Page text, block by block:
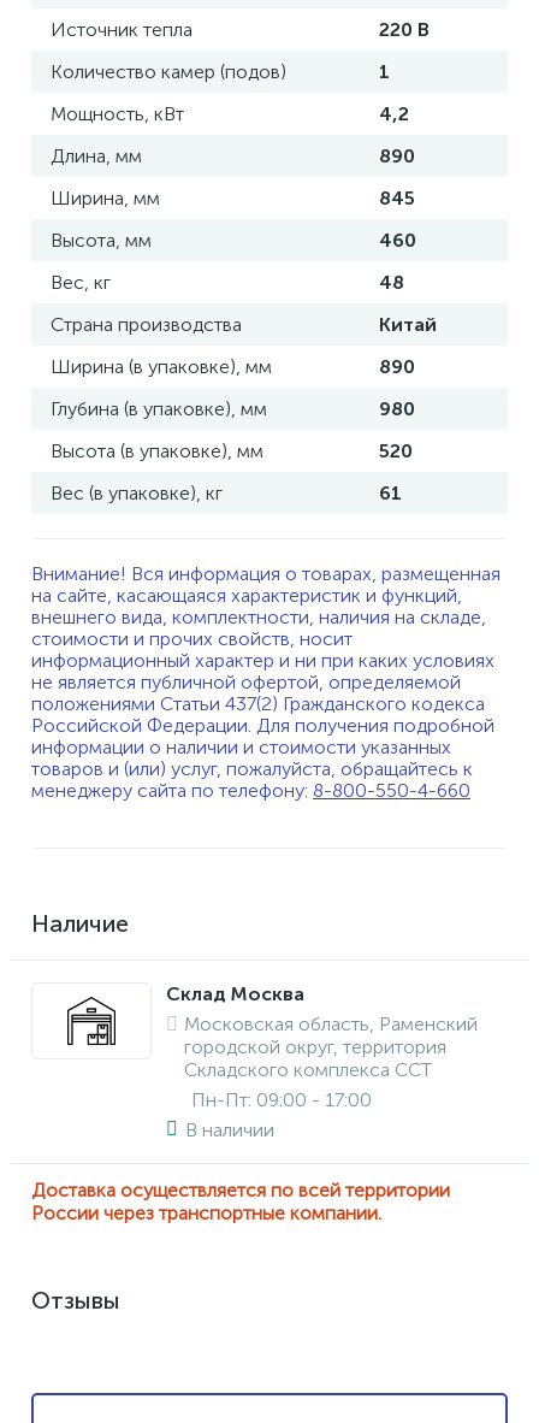
Источник тепла
220 В
Количество камер (подов)
1
Мощность, кВт
4,2
Длина, мм
890
Ширина, мм
845
Высота, мм
460
Вес, кг
48
Страна производства
Китай
Ширина (в упаковке), мм
890
Глубина (в упаковке), мм
980
Высота (в упаковке), мм
520
Вес (в упаковке), кг
61
Внимание! Вся информация о товарах, размещенная
на сайте, касающаяся характеристик и функций,
внешнего вида, комплектности, наличия на складе,
стоимости и прочих свойств, носит
информационный характер и ни при каких условиях
не является публичной офертой, определяемой
положениями Статьи 437(2) Гражданского кодекса
Российской Федерации. Для получения подробной
информации о наличии и стоимости указанных
товаров и (или) услуг, пожалуйста, обращайтесь к
менеджеру сайта по телефону: 8-800-550-4-660
Наличие
Склад Москва
Московская область, Раменский
городской округ, территория
Складского комплекса ССТ
Пн-Пт: 09:00 - 17:00
В наличии
Доставка осуществляется по всей территории
России через транспортные компании.
Отзывы